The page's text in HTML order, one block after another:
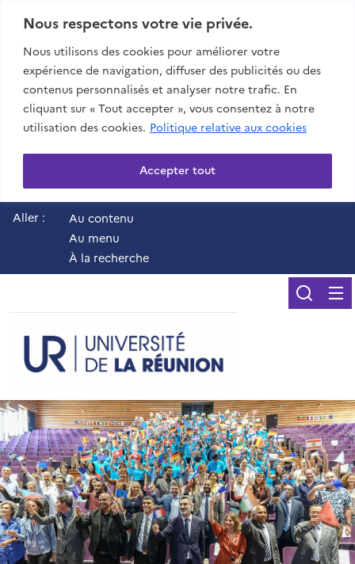
Nous respectons votre vie privée.
Nous utilisons des cookies pour améliorer votre
expérience de navigation, diffuser des publicités ou des
contenus personnalisés et analyser notre trafic. En
cliquant sur « Tout accepter », vous consentez à notre
utilisation des cookies. Politique relative aux cookies
Accepter tout
Aller :
Au contenu
Au menu
À la recherche